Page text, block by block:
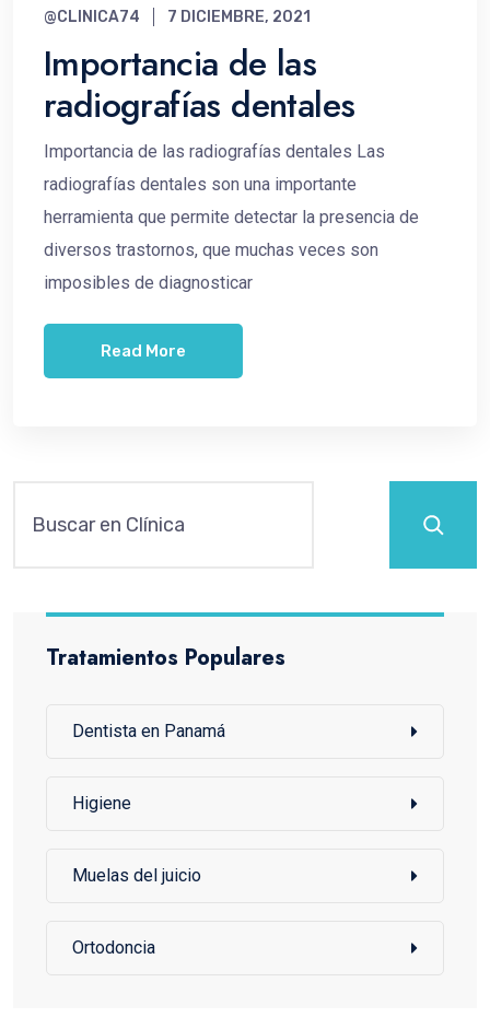
@CLINICA74 7 DICIEMBRE, 2021
Importancia de las
radiografías dentales
Importancia de las radiografías dentales Las
radiografías dentales son una importante
herramienta que permite detectar la presencia de
diversos trastornos, que muchas veces son
imposibles de diagnosticar
Read More
Tratamientos Populares
Dentista en Panamá
Higiene
Muelas del juicio
Ortodoncia